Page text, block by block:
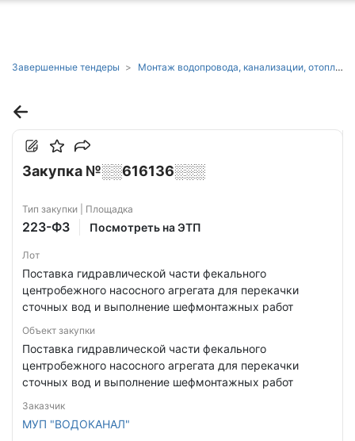
Завершенные тендеры Монтаж водопровода, канализации, отопления и кондиционирования воздуха в Ставропольском крае
Закупка №░░616136░░░
Тип закупки | Площадка
223-ФЗ Посмотреть на ЭТП
Лот
Поставка гидравлической части фекального
центробежного насосного агрегата для перекачки
сточных вод и выполнение шефмонтажных работ
Объект закупки
Поставка гидравлической части фекального
центробежного насосного агрегата для перекачки
сточных вод и выполнение шефмонтажных работ
Заказчик
МУП "ВОДОКАНАЛ"